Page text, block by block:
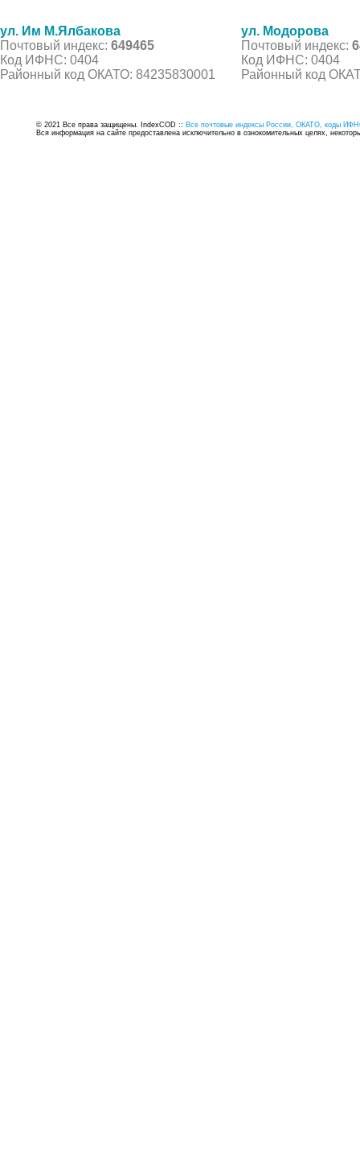
ул. Им М.Ялбакова
Почтовый индекс: 649465
Код ИФНС: 0404
Районный код ОКАТО: 84235830001
ул. Модорова
Почтовый индекс:
Код ИФНС: 0404
Районный код
© 2021 Все права защищены. IndexCOD :: Все почтовые индексы России, ОКАТО, коды
Вся информация на сайте предоставлена исключительно в ознокомительных целях,